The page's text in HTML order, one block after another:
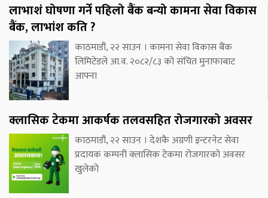
लाभाशं घोषणा गर्ने पहिलो बैंक बन्यो कामना सेवा विकास
बैंक, लाभांश कति ?
काठमाडौं, २२ साउन । कामना सेवा विकास बैंक
लिमिटेडले आ.व. २०८२/८३ को संचित मुनाफाबाट
आफ्ना
क्लासिक टेकमा आकर्षक तलवसहित रोजगारको अवसर
काठमाडौं, २२ साउन । देशकै अग्रणी इन्टरनेट सेवा
प्रदायक कम्पनी क्लासिक टेकमा रोजगारको अवसर
खुलेको